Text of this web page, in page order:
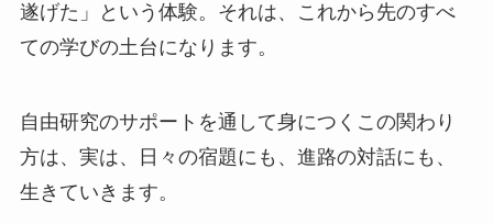
遂げた」という体験。それは、これから先のすべ
ての学びの土台になります。
自由研究のサポートを通して身につくこの関わり
方は、実は、日々の宿題にも、進路の対話にも、
生きていきます。